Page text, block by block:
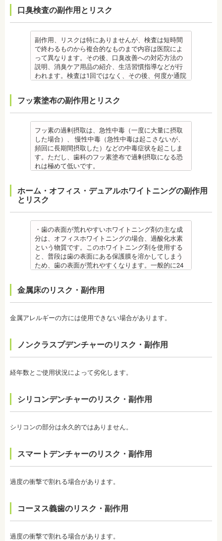
癖が改善されない場合は、治療期間が延びることが
・矯正治療で歯を動かして歯並びを整える「動的治
療」を終えて歯並びが改善されても、まだ歯が元の
位置に戻ろうとする傾向があるため、一定期間動か
した歯を正しい位置にとどめておく保定が必要で
す。歯の位置が安定するまでの保定期間には個人差
があるので、治療後も歯科医師の指示を守ってくだ
さい。
先生
日本大学歯学部口腔外科第２講座大学院卒業
歯学博士（口腔外科学）
日本大学歯学部非常勤講師
社会福祉法人富士白苑理事
装着時間を守っていなかったり、定期的な来院がで
きなかった場合は、治療期間が延びる場合がありま
す。
・特殊な噛み合わせ、骨の硬さ、歯のかたちの場合
は、治療期間が長くなる場合があります。
・舌で歯を押す癖や、歯並びに悪影響をあたえる癖
が改善されない方は、治療期間が延びる場合があり
ます。
位置に戻ろうとする傾向があるため、一定期間動か
安定するまでの保定期間には個人差があるので、治
療後も歯科医師の指示を守ってください。
・矯正終了後に矯正箇所が元に戻る場合もありま
す。
監修医情報 医療法人社団日坂会 理事長 日坂充宏
先生
【プロフィール】 日本大学歯学部卒業
歯学博士（口腔外科学）
日本大学歯学部非常勤講師
ムや餅など、装置に引っかかるものが食べられなく
なることもあります。
・装置が壊れることがあります。その際は歯科医院
を受診してください。
・個人差があり、かなりのストレスを受ける患者様
もいます。
・矯正中は、器具を装着するため、食べかすが詰ま
りやすく虫歯、歯周病を招きやすくなります。（矯
正器具をつけている箇所の虫歯治療は、基本的に矯
て歯科医院で治療をする場合もあります。
・患者様が、取り外しできる矯正装置や補助装置の
装着時間を守っていなかったり、定期的な来院がで
きなかった場合は、治療期間が延びる場合がありま
す。
・特殊な噛み合わせ、骨の硬さ、歯のかたちの場合
は、治療期間が長くなる場合があります。
・舌で歯を押す癖や、歯並びに悪影響をあたえる癖
・矯正治療で歯を動かして歯並びを整える「動的治
療」を終えて歯並びが改善されても、まだ歯が元の
した歯をとどめておく保定が必要です。歯の位置が
安定するまでの保定期間には個人差があるので、治
療後も歯科医師の指示を守ってください。
監修医情報 医療法人社団日坂会 理事長 日坂充宏
先生
【プロフィール】
日本大学歯学部卒業
歯学博士（口腔外科学）
【プロフィール】
勤務
フローを受けられない人もいます。
エアフローは、歯面清掃を行う機器です。細かなパ
ウダー粒子をジェット噴射で歯に吹き付け、歯にこ
びりついた汚れを落とすことができます。
歯科で主に歯の着色やタバコのヤニ除去の用途とし
て使われていますが、歯周ポケット内の歯周病の細
菌除去にも効果があります。
監修医情報 菊地由利佳先生
日本歯科大学新潟生命歯学部卒業
また検査1ヶ月以内に抗生物質を使用している場合も
正確な結果が出ないことがあるので時期を延ばす場
合もあります。健康保険の適用外となり自由診療と
なります。
備考
ご自身の唾液の量、性質、虫歯の原因菌の量を知
り、虫歯予防とセルフケア強化を目的とした検査で
す。
・酸性度（酸性になる程歯が溶けやすい）
た、よく噛んでいるか、甘いものを摂る頻度なども
同時に確認します。
監修医情報 菊地由利佳先生
【プロフィール】
日本歯科大学新潟生命歯学部卒業
新潟大学医歯学総合病院にて研修
都内歯科医院にて勤務
口臭検査の副作用とリスク
副作用、リスクは特にありませんが、検査は短時間
で終わるものから複合的なものまで内容は医院によ
って異なります。その後、口臭改善への対応方法の
説明、消臭ケア用品の紹介、生活習慣指導などが行
われます。検査は1回ではなく、その後、何度か通院
備考
口臭は、体調や病気と関わりがあることも多く、口
臭で悩んでいる場合はその関連性も合わせて検査が
必要です。また、よく食べる食べ物、ブラッシング
不足、喫煙や飲酒などが影響する場合もあるので、
原因がわかれば口臭軽減に向けて指導が行われま
す。
監修医情報 菊地由利佳先生
新潟大学医歯学総合病院にて研修
都内歯科医院にて勤務
フッ素塗布の副作用とリスク
フッ素の過剰摂取は、急性中毒（一度に大量に摂取
した場合）、 慢性中毒（急性中毒は起こさないが、
頻回に長期間摂取した）などの中毒症状を起こしま
す。ただし、歯科のフッ素塗布で過剰摂取になる恐
れは極めて低いです。
（過剰摂取）推定中毒量は、5歳児（体重18Kg）が
週5回法のフッ化物洗口液（0.05％フッ化ナトリウム
溶液）を40人分一度に飲んだ場合に到達（厚生労働
省 フッ化物の急性中毒量 e-ヘルスネット）
また、フッ素を塗った場合でも、ブラッシング不足
や磨き残しがあれば虫歯はできてしまいます。フッ
素は虫歯ができにくくなるだけで、通常の歯ブラ
シ、歯間掃除などは必要です。
備考 フッ素を塗布して、歯をコーティングし虫歯に
することが可能です。特に、塗布する時期に制限が
監修医情報 菊地由利佳先生
新潟大学医歯学総合病院にて研修
ホーム・オフィス・デュアルホワイトニングの副作用
とリスク
・歯の表面が荒れやすいホワイトニング剤の主な成
分は、オフィスホワイトニングの場合、過酸化水素
という物質です。このホワイトニング剤を使用する
と、普段は歯の表面にある保護膜を溶かしてしまう
ため、歯の表面が荒れやすくなります。一般的に24
・ホワイトニング剤の影響で知覚過敏がおこるケー
スがあります。薬剤が歯の神経に強い刺激を与えて
ィスホワイトニングで使用する薬剤はホームホワイ
・歯科で行うホワイトニングでも1回の施術で思った
す。歯の厚みの違いやホワイトニングの作用が出に
に起こるということではなく、個人差が大きいた
続けていくことで目立たなくなることが多いです。
・白さを維持するためにはメンテナンスが必要にな
・ホワイトニングは、歯の表面が荒れる、知覚過敏
ケチャップなど避けたほうがいい飲み物、食事があ
監修医情報 医療法人社団日坂会 理事長 日坂充宏
金属床のリスク・副作用
金属アレルギーの方には使用できない場合があります。
ノンクラスプデンチャーのリスク・副作用
経年数とご使用状況によって劣化します。
シリコンデンチャーのリスク・副作用
シリコンの部分は永久的ではありません。
スマートデンチャーのリスク・副作用
過度の衝撃で割れる場合があります。
コーヌス義歯のリスク・副作用
過度の衝撃で割れる場合があります。